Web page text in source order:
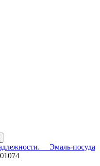
Эмаль-посуда